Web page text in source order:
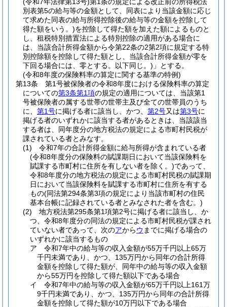
別表第5の給与等の金額として、同表により当該金額に応じ
て求めた同表の給与所得控除後の給与等の金額を控除して
得た額をいう。)を控除して得た額を加えた額によるものと
し、租税特別措置法による特別控除の適用がある場合に
は、当該合計所得金額から令第22条の2第2項に規定する特
別控除額を控除して得た額とし、当該合計所得金額が零を
下回る場合には、零とする。以下同じ。) 」とする。
(令和8年度の保険料率の算定に関する基準の特例)
第13条
第1号被保険者の令和8年度における保険料率の算定
についての第3条第1項の規定の適用については、当該第1
号被保険者の属する世帯の世帯主及び全ての世帯員のうち
に、 第1号に掲げる者に該当し、かつ、 第2号又は第3号に
掲げる者のいずれかに該当する者があるときは、当該該当
する者は、同年度分の地方税法の規定による市町村民税が
課されている者とみなす。
(1)
令和7年の合計所得金額に給与所得が含まれている者
(令和8年度分の保険料の賦課期日において当該保険料を
賦課する市町村に住所を有しない者を除く。)であって、
令和8年度分の地方税法の規定による市町村民税の賦課期
日において当該保険料を賦課する市町村に住所を有する
もの(同法第294条第3項の規定により当該市町村の住民
基本台帳に記録されている者とみなされた者を含む。)
(2)
地方税法第295条第1項第2号に掲げる者に該当し、か
つ、令和8年度分の同法の規定による市町村民税が課され
ていない者であって、次のアからウ までに掲げる場合の
いずれかに該当するもの
ア
令和7年中の給与等の収入金額が55万千円以上65万
千円未満であり、かつ、135万円から同年の合計所得
金額を控除して得た額が、同年中の給与等の収入金額
から55万円を控除して得た額以下である場合
イ
令和7年中の給与等の収入金額が65万千円以上161万
9千円未満であり、かつ、135万円から同年の合計所得
金額を控除して得た額が10万円以下である場合